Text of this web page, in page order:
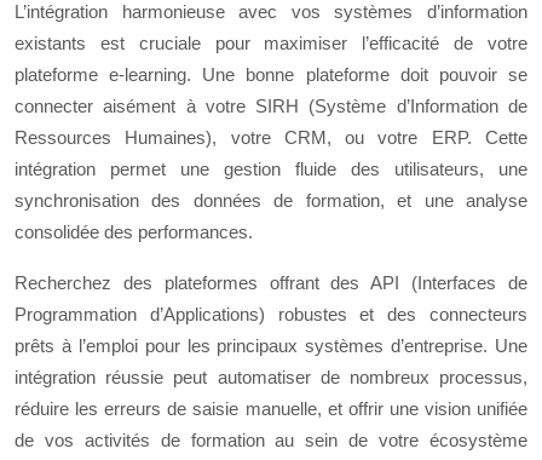
L’intégration harmonieuse avec vos systèmes d’information
existants est cruciale pour maximiser l’efficacité de votre
plateforme e-learning. Une bonne plateforme doit pouvoir se
connecter aisément à votre SIRH (Système d’Information de
Ressources Humaines), votre CRM, ou votre ERP. Cette
intégration permet une gestion fluide des utilisateurs, une
synchronisation des données de formation, et une analyse
consolidée des performances.
Recherchez des plateformes offrant des API (Interfaces de
Programmation d’Applications) robustes et des connecteurs
prêts à l’emploi pour les principaux systèmes d’entreprise. Une
intégration réussie peut automatiser de nombreux processus,
réduire les erreurs de saisie manuelle, et offrir une vision unifiée
de vos activités de formation au sein de votre écosystème